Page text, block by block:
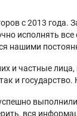
с 2013 года.
исполнять все
нашими
и частные лица,
и
вся